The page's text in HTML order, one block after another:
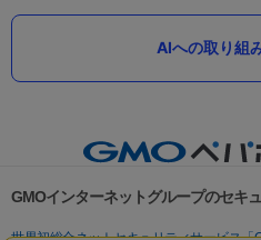
AIへの取り組
GMOインターネットグループのセキ